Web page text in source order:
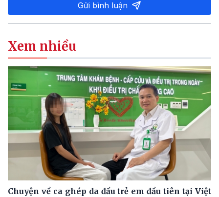
Gửi bình luận
Xem nhiều
Chuyện về ca ghép da đầu trẻ em đầu tiên tại Việt